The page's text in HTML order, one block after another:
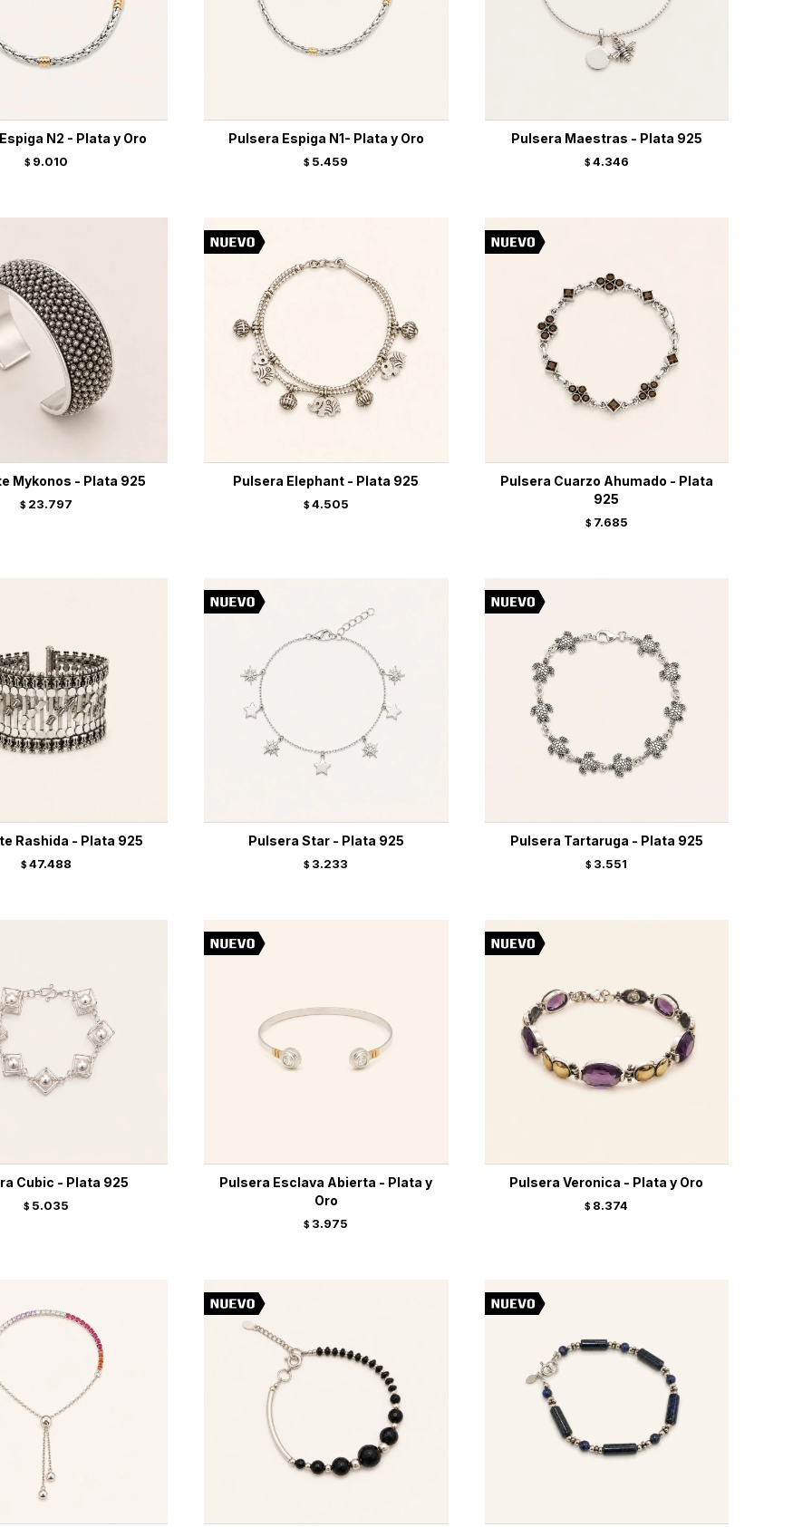
N2 - Plata y Oro
$ 9.010
Pulsera Espiga N1- Plata y Oro
$ 5.459
Pulsera Maestras - Plata 925
$ 4.346
Mykonos - Plata 925
$ 23.797
Pulsera Elephant - Plata 925
$ 4.505
Pulsera Cuarzo Ahumado - Plata
925
$ 7.685
Rashida - Plata 925
$ 47.488
Pulsera Star - Plata 925
$ 3.233
Pulsera Tartaruga - Plata 925
$ 3.551
Cubic - Plata 925
$ 5.035
Pulsera Esclava Abierta - Plata y
Oro
$ 3.975
Pulsera Veronica - Plata y Oro
$ 8.374